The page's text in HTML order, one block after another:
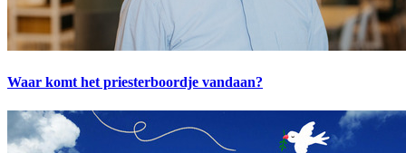
Waar komt het priesterboordje vandaan?